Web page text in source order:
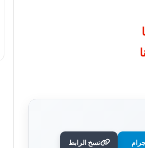
نسخ الرابط